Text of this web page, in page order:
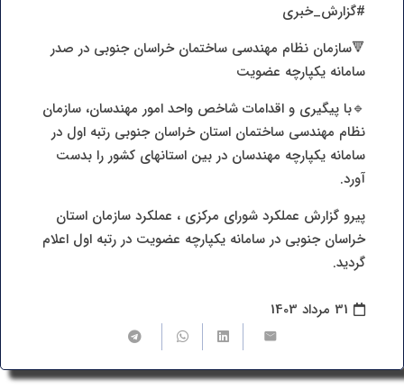
#گزارش_خبری
🔻سازمان نظام مهندسی ساختمان خراسان جنوبی در صدر
سامانه یکپارچه عضویت
🔹با پیگیری و اقدامات شاخص واحد امور مهندسان، سازمان
نظام مهندسی ساختمان استان خراسان جنوبی رتبه اول در
سامانه یکپارچه مهندسان در بین استانهای کشور را بدست
آورد.
پیرو گزارش عملکرد شورای مرکزی ، عملکرد سازمان استان
خراسان جنوبی در سامانه یکپارچه عضویت در رتبه اول اعلام
گردید.
31 مرداد 1403